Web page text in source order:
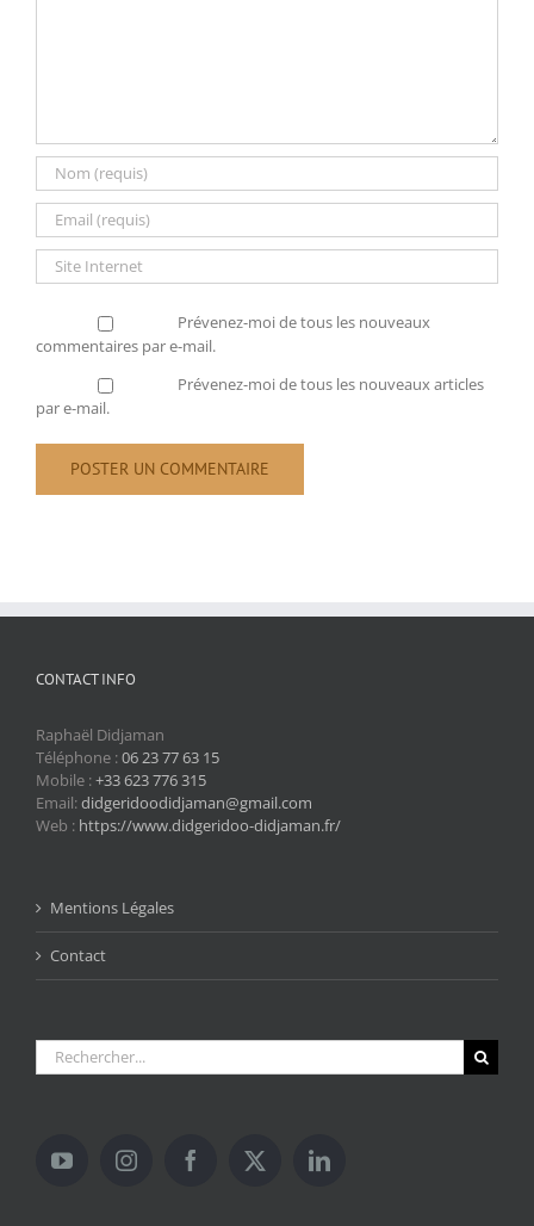
Prévenez-moi de tous les nouveaux
commentaires par e-mail.
Prévenez-moi de tous les nouveaux articles
par e-mail.
CONTACT INFO
Raphaël Didjaman
Téléphone :06 23 77 63 15
Mobile :+33 623 776 315
Email:didgeridoodidjaman@gmail.com
Web : https://www.didgeridoo-didjaman.fr/
Mentions Légales
Contact
Rechercher: